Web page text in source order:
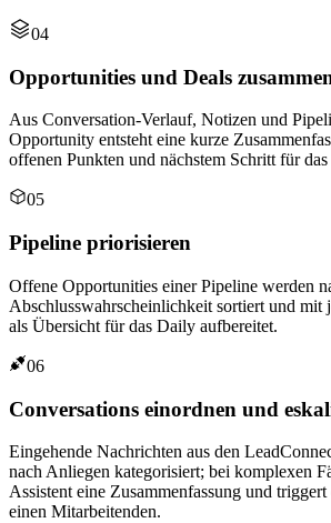
04
Opportunities und Deals
Aus Conversation-Verlauf, Notizen und
Opportunity entsteht eine kurze
offenen Punkten und nächstem Schritt für das
05
Pipeline priorisieren
Offene Opportunities einer Pipeline werden
Abschlusswahrscheinlichkeit sortiert und mit
als Übersicht für das Daily aufbereitet.
06
Conversations einordnen und
Eingehende Nachrichten aus den
nach Anliegen kategorisiert; bei komplexen
Assistent eine Zusammenfassung und
einen Mitarbeitenden.